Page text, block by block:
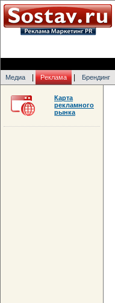
Медиа Реклама Брендинг
Карта
рекламного
рынка